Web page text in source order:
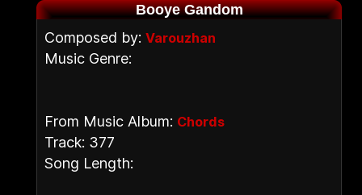
Booye Gandom
Composed by: Varouzhan
Music Genre:
From Music Album: Chords
Track: 377
Song Length: